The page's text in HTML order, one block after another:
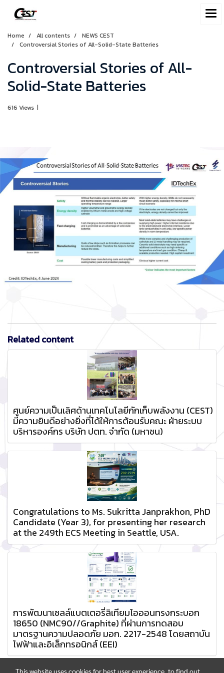
Home All contents
NEWS CEST
Controversial Stories of All-Solid-State Batteries
Controversial Stories of All-
Solid-State Batteries
616 Views |
Related content
ศูนย์ความเป็นเลิศด้านเทคโนโลยีกักเก็บพลังงาน (CEST)
มีความยินดีอย่างยิ่งที่ได้ให้การต้อนรับคณะ ฝ่ายระบบ
บริหารองค์กร บริษัท ปตท. จำกัด (มหาชน)
Congratulations to Ms. Sukritta Janprakhon, PhD
Candidate (Year 3), for presenting her research
at the 249th ECS Meeting in Seattle, USA.
การพัฒนาเซลล์แบตเตอรี่ลิเทียมไอออนทรงกระบอก
18650 (NMC90//Graphite) ที่ผ่านการทดสอบ
มาตรฐานความปลอดภัย มอก. 2217-2548 โดยสถาบัน
ไฟฟ้าและอิเล็กทรอนิกส์ (EEI)
This website uses cookies for best user experience, to find out